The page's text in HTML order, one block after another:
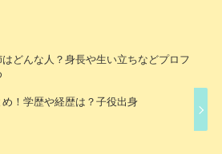
どんな人？身長や生い立ちなどプロフ
！学歴や経歴は？子役出身